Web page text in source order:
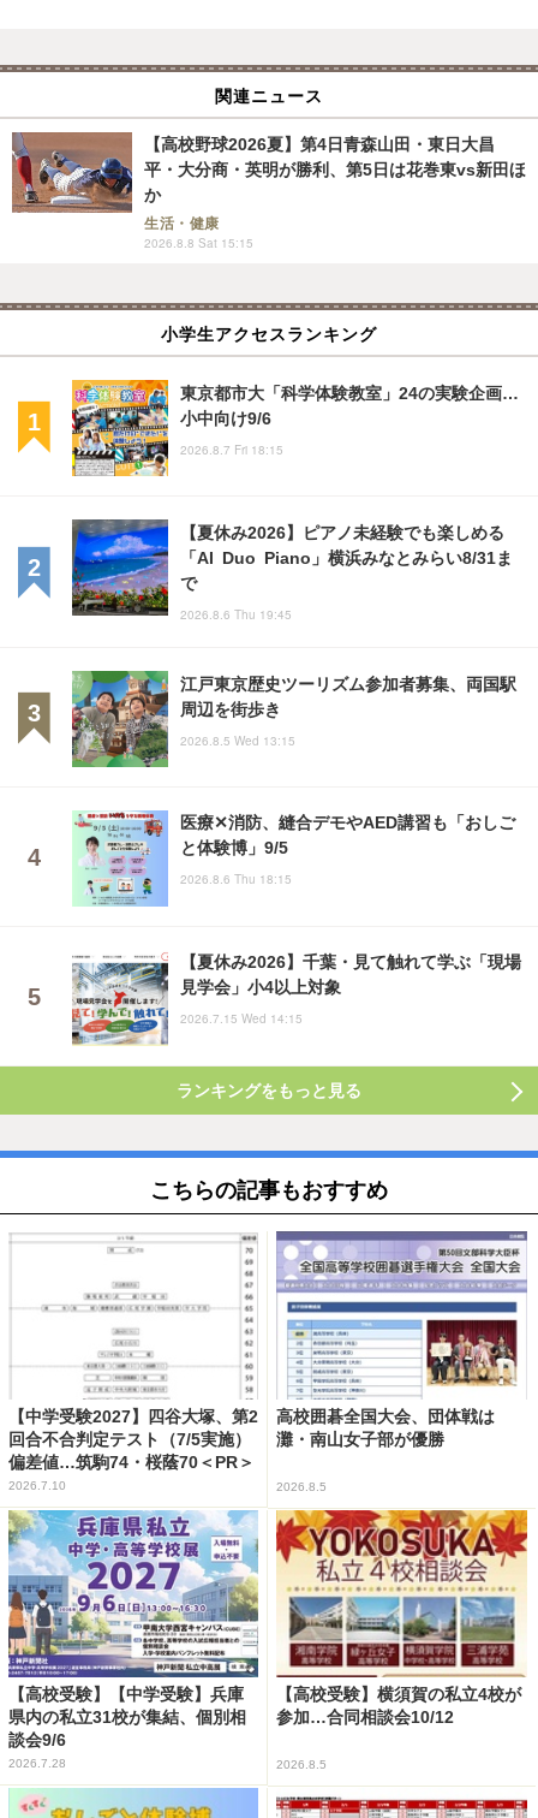
関連ニュース
【高校野球2026夏】第4日青森山田・東日大昌
平・大分商・英明が勝利、第5日は花巻東vs新田ほ
か
生活・健康
2026.8.8 Sat 15:15
小学生アクセスランキング
東京都市大「科学体験教室」24の実験企画…
小中向け9/6
2026.8.7 Fri 18:15
【夏休み2026】ピアノ未経験でも楽しめる
「AI Duo Piano」横浜みなとみらい8/31ま
で
2026.8.6 Thu 19:45
江戸東京歴史ツーリズム参加者募集、両国駅
周辺を街歩き
2026.8.5 Wed 13:15
医療✕消防、縫合デモやAED講習も「おしご
と体験博」9/5
2026.8.6 Thu 18:15
【夏休み2026】千葉・見て触れて学ぶ「現場
見学会」小4以上対象
2026.7.15 Wed 14:15
ランキングをもっと見る
こちらの記事もおすすめ
【中学受験2027】四谷大塚、第2
回合不合判定テスト（7/5実施）
偏差値…筑駒74・桜蔭70＜PR＞
2026.7.10
高校囲碁全国大会、団体戦は
灘・南山女子部が優勝
2026.8.5
【高校受験】【中学受験】兵庫
県内の私立31校が集結、個別相
談会9/6
2026.7.28
【高校受験】横須賀の私立4校が
参加…合同相談会10/12
2026.8.5